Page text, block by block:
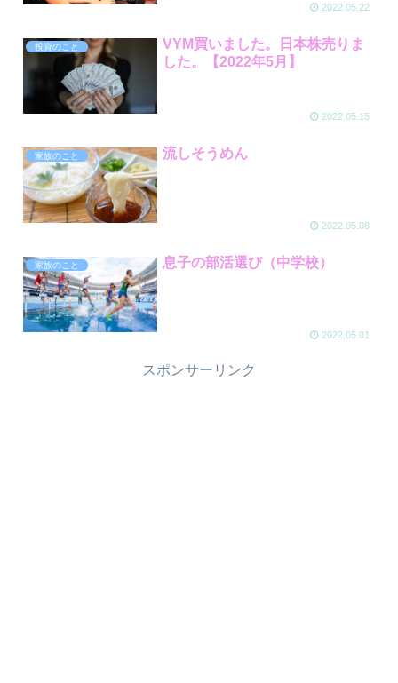
2022.05.22
投資のこと
VYM買いました。日本株売りま
した。【2022年5月】
2022.05.15
家族のこと 流しそうめん
2022.05.08
家族のこと 息子の部活選び（中学校）
2022.05.01
スポンサーリンク